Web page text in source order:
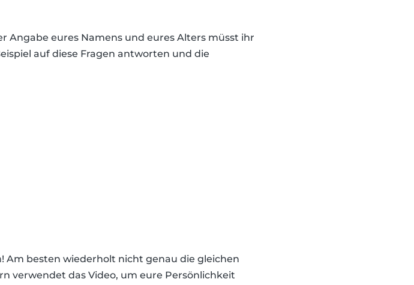
Angabe eures Namens und eures Alters müsst ihr
auf diese Fragen antworten und die
Am besten wiederholt nicht genau die gleichen
verwendet das Video, um eure Persönlichkeit